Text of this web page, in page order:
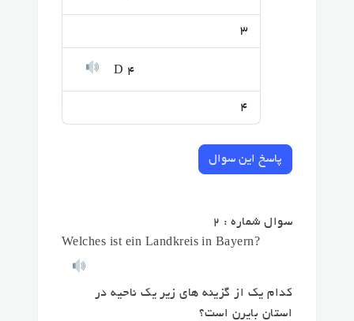
3
D 4
4
پاسخ این سوال
سوال شماره : 2
Welches ist ein Landkreis in Bayern?
کدام یک از گزینه های زیر یک ناحیه در
استان بایرن است؟